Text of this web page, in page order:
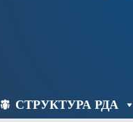
СТРУКТУРА РДА